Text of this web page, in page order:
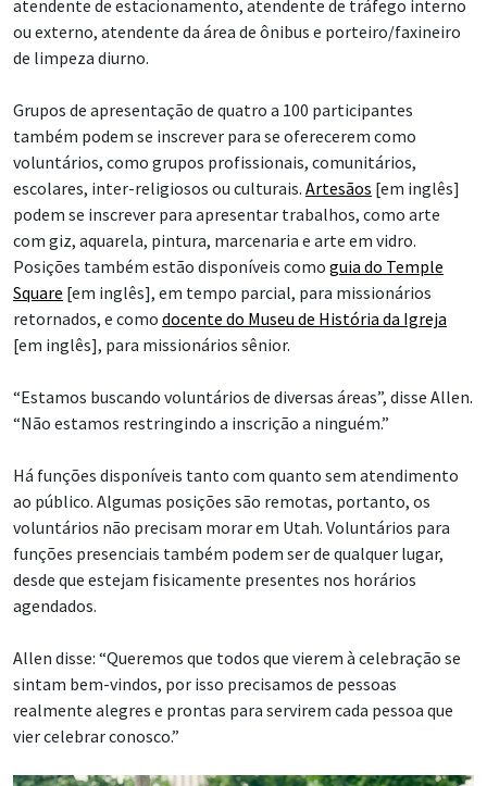
atendente de estacionamento, atendente de tráfego interno
ou externo, atendente da área de ônibus e porteiro/faxineiro
de limpeza diurno.
Grupos de apresentação de quatro a 100 participantes
também podem se inscrever para se oferecerem como
voluntários, como grupos profissionais, comunitários,
escolares, inter-religiosos ou culturais. Artesãos [em inglês]
podem se inscrever para apresentar trabalhos, como arte
com giz, aquarela, pintura, marcenaria e arte em vidro.
Posições também estão disponíveis como guia do Temple
Square [em inglês], em tempo parcial, para missionários
retornados, e como docente do Museu de História da Igreja
[em inglês], para missionários sênior.
“Estamos buscando voluntários de diversas áreas”, disse Allen.
“Não estamos restringindo a inscrição a ninguém.”
Há funções disponíveis tanto com quanto sem atendimento
ao público. Algumas posições são remotas, portanto, os
voluntários não precisam morar em Utah. Voluntários para
funções presenciais também podem ser de qualquer lugar,
desde que estejam fisicamente presentes nos horários
agendados.
Allen disse: “Queremos que todos que vierem à celebração se
sintam bem-vindos, por isso precisamos de pessoas
realmente alegres e prontas para servirem cada pessoa que
vier celebrar conosco.”